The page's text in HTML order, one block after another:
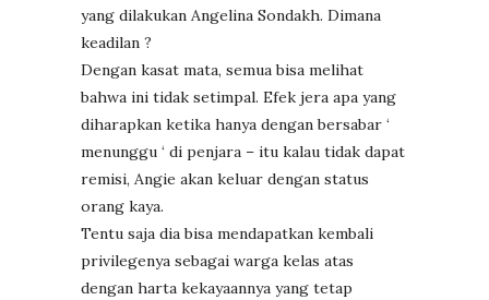
yang dilakukan Angelina Sondakh. Dimana
keadilan ?
Dengan kasat mata, semua bisa melihat
bahwa ini tidak setimpal. Efek jera apa yang
diharapkan ketika hanya dengan bersabar ‘
menunggu ‘ di penjara – itu kalau tidak dapat
remisi, Angie akan keluar dengan status
orang kaya.
Tentu saja dia bisa mendapatkan kembali
privilegenya sebagai warga kelas atas
dengan harta kekayaannya yang tetap